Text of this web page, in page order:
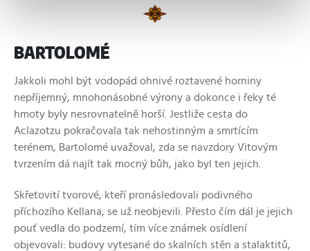
BARTOLOMÉ
Jakkoli mohl být vodopád ohnivé roztavené horniny
nepříjemný, mnohonásobné výrony a dokonce i řeky té
hmoty byly nesrovnatelně horší. Jestliže cesta do
Aclazotzu pokračovala tak nehostinným a smrtícím
terénem, Bartolomé uvažoval, zda se navzdory Vitovým
tvrzením dá najít tak mocný bůh, jako byl ten jejich.
Skřetovití tvorové, kteří pronásledovali podivného
příchozího Kellana, se už neobjevili. Přesto čím dál je jejich
pouť vedla do podzemí, tím více známek osídlení
objevovali: budovy vytesané do skalních stěn a stalaktitů,